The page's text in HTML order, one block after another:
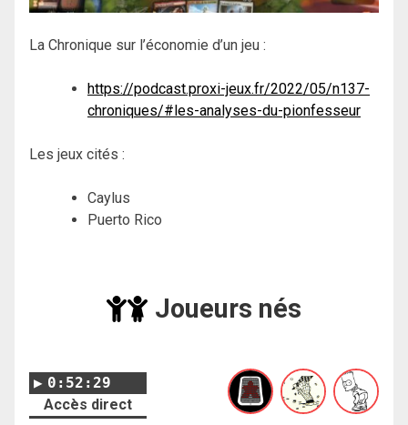
La Chronique sur l’économie d’un jeu :
https://podcast.proxi-jeux.fr/2022/05/n137-
chroniques/#les-analyses-du-pionfesseur
Les jeux cités :
Caylus
Puerto Rico
Joueurs nés
0:52:29
Accès direct